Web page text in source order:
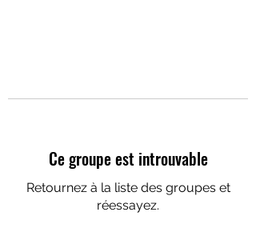
Ce groupe est introuvable
Retournez à la liste des groupes et
réessayez.